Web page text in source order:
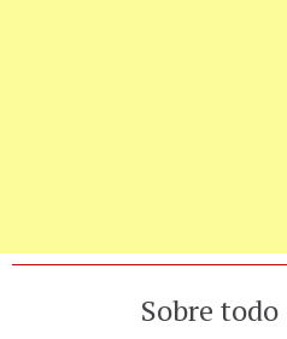
Sobre